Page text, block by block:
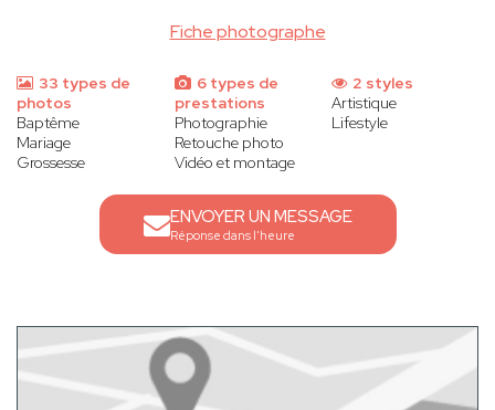
Fiche photographe
33 types de
photos
Baptême
Mariage
Grossesse
6 types de
prestations
Photographie
Retouche photo
Vidéo et montage
2 styles
Artistique
Lifestyle
ENVOYER UN MESSAGE
Réponse dans l'heure